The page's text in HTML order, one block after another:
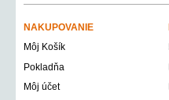
NAKUPOVANIE
Môj Košík
Pokladňa
Môj účet